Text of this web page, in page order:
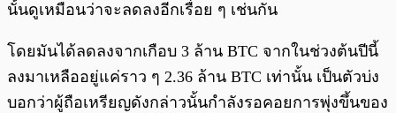
นั้นดูเหมือนว่าจะลดลงอีกเรื่อย ๆ เช่นกัน
โดยมันได้ลดลงจากเกือบ 3 ล้าน BTC จากในช่วงต้นปีนี้
ลงมาเหลืออยู่แค่ราว ๆ 2.36 ล้าน BTC เท่านั้น เป็นตัวบ่ง
บอกว่าผู้ถือเหรียญดังกล่าวนั้นกำลังรอคอยการพุ่งขึ้นของ